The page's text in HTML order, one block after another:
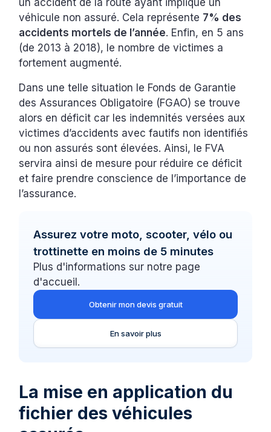
véhicule non assuré. Cela représente 7% des
accidents mortels de l’année. Enfin, en 5 ans
(de 2013 à 2018), le nombre de victimes a
fortement augmenté.
Dans une telle situation le Fonds de Garantie
des Assurances Obligatoire (FGAO) se trouve
alors en déficit car les indemnités versées aux
victimes d’accidents avec fautifs non identifiés
ou non assurés sont élevées. Ainsi, le FVA
servira ainsi de mesure pour réduire ce déficit
et faire prendre conscience de l’importance de
l’assurance.
Assurez votre moto, scooter, vélo ou
trottinette en moins de 5 minutes
Plus d'informations sur notre page
d'accueil.
Obtenir mon devis gratuit
En savoir plus
La mise en application du
fichier des véhicules